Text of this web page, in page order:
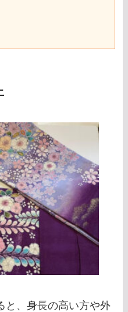
と、身長の高い方や外